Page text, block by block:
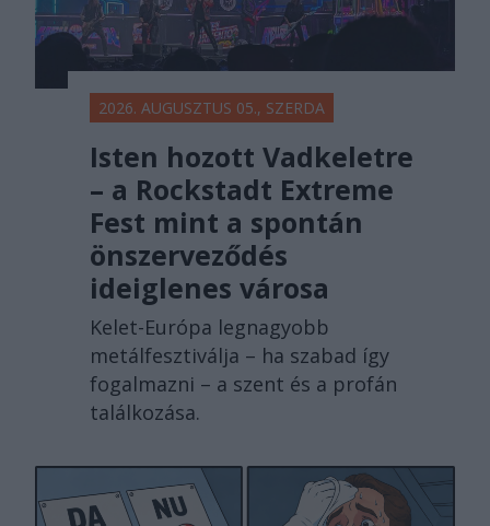
2026. AUGUSZTUS 05., SZERDA
Isten hozott Vadkeletre
– a Rockstadt Extreme
Fest mint a spontán
önszerveződés
ideiglenes városa
Kelet-Európa legnagyobb
metálfesztiválja – ha szabad így
fogalmazni – a szent és a profán
találkozása.